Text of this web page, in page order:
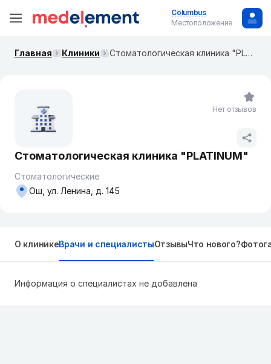
Columbus
Местоположение
Главная Клиники Стоматологическая клиника "PLATINUM"
Стоматологическая клиника "PLATINUM"
Стоматологические
Ош, ул. Ленина, д. 145
Нет отзывов
О клиникеВрачи и специалистыОтзывыЧто нового?
Информация о специалистах не добавлена